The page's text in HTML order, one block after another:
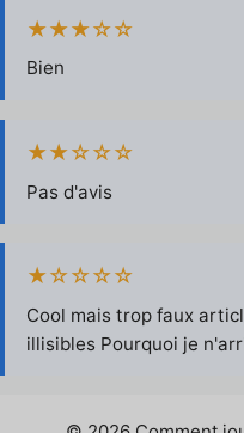
★★★☆☆
Bien
★★☆☆☆
Pas d'avis
★☆☆☆☆
Cool mais trop faux
illisibles Pourquoi je